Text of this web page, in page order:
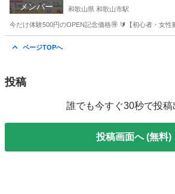
メンバー 和歌山県 和歌山市駅
今だけ体験500円のOPEN記念価格🉐 🔰【初心者・女
ページTOPへ
投稿
誰でも今すぐ30秒で投稿
投稿画面へ (無料)